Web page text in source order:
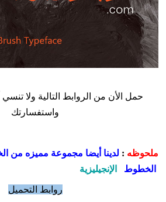
حمل الأن من الروابط التالية ولا تنسي
واستفسارتك
ملحوظه : لدينا أيضا مجموعة مميزه من
الخطوط
الإنجيليزية
روابط التحميل